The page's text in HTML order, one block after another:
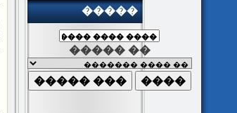
�����
����� ��